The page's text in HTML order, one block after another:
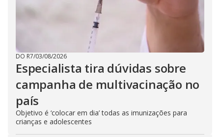
DO R7/03/08/2026
Especialista tira dúvidas sobre
campanha de multivacinação no
país
Objetivo é ‘colocar em dia’ todas as imunizações para
crianças e adolescentes